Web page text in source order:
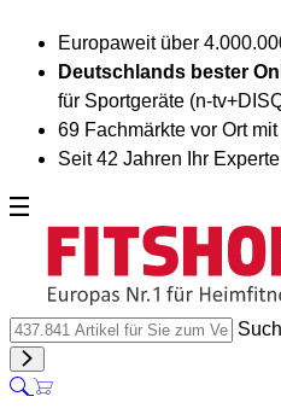
Europaweit über
Deutschlands bester
für Sportgeräte (n-
69 Fachmärkte vor Ort
Seit 42 Jahren Ihr